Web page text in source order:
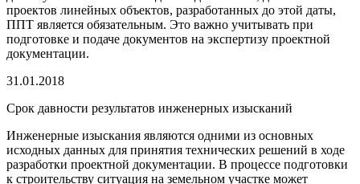
проектов линейных объектов, разработанных до этой даты,
ППТ является обязательным. Это важно учитывать при
подготовке и подаче документов на экспертизу проектной
документации.
31.01.2018
Срок давности результатов инженерных изысканий
Инженерные изыскания являются одними из основных
исходных данных для принятия технических решений в ходе
разработки проектной документации. В процессе подготовки
к строительству ситуация на земельном участке может